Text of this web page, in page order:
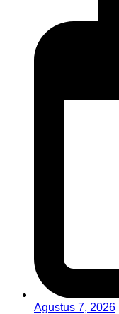
Agustus 7, 2026